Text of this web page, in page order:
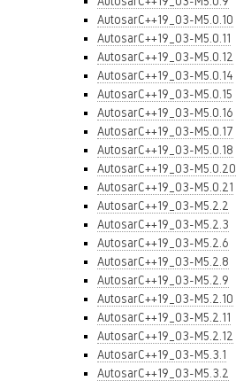
AutosarC++19_03-M5.0.10
AutosarC++19_03-M5.0.11
AutosarC++19_03-M5.0.12
AutosarC++19_03-M5.0.14
AutosarC++19_03-M5.0.15
AutosarC++19_03-M5.0.16
AutosarC++19_03-M5.0.17
AutosarC++19_03-M5.0.18
AutosarC++19_03-M5.0.20
AutosarC++19_03-M5.0.21
AutosarC++19_03-M5.2.2
AutosarC++19_03-M5.2.3
AutosarC++19_03-M5.2.6
AutosarC++19_03-M5.2.8
AutosarC++19_03-M5.2.9
AutosarC++19_03-M5.2.10
AutosarC++19_03-M5.2.11
AutosarC++19_03-M5.2.12
AutosarC++19_03-M5.3.1
AutosarC++19_03-M5.3.2